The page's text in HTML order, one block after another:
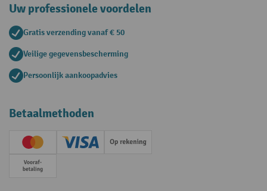
Uw professionele voordelen
Gratis verzending vanaf € 50
Veilige gegevensbescherming
Persoonlijk aankoopadvies
Betaalmethoden
Creditcard (Master)Creditcard (Visa)Op rekening
Vooruitbetaling